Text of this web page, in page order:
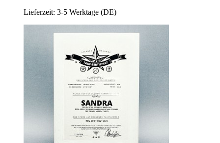
Lieferzeit: 3-5 Werktage (DE)